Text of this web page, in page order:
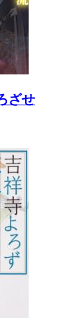
ざせ